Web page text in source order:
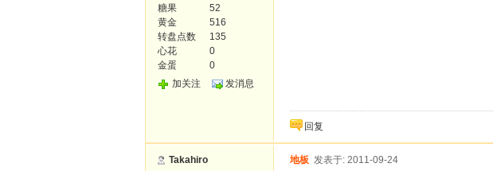
糖果
52
黄金
516
转盘点数
135
心花
0
金蛋
0
加关注
发消息
回复
Takahiro 地板 发表于: 2011-09-24